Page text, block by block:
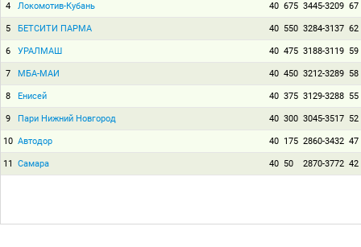
4 Локомотив-Кубань 40 675 3445-3209 67
5 БЕТСИТИ ПАРМА 40 550 3284-3137 62
6 УРАЛМАШ 40 475 3188-3119 59
7 МБА-МАИ 40 450 3212-3289 58
8 Енисей 40 375 3129-3288 55
9 Пари Нижний Новгород 40 300 3045-3517 52
10 Автодор 40 175 2860-3432 47
11 Самара 40 50 2870-3772 42